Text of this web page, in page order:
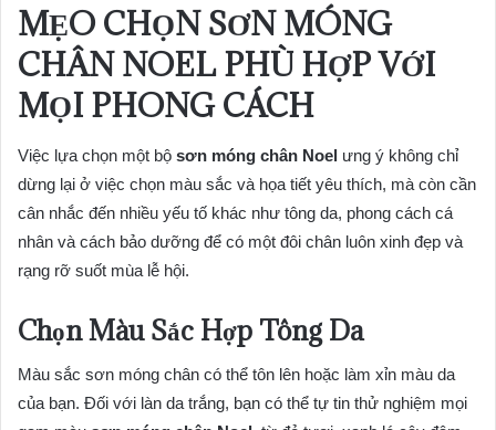
MẸO CHỌN SƠN MÓNG
CHÂN NOEL PHÙ HỢP VỚI
MỌI PHONG CÁCH
Việc lựa chọn một bộ sơn móng chân Noel ưng ý không chỉ
dừng lại ở việc chọn màu sắc và họa tiết yêu thích, mà còn cần
cân nhắc đến nhiều yếu tố khác như tông da, phong cách cá
nhân và cách bảo dưỡng để có một đôi chân luôn xinh đẹp và
rạng rỡ suốt mùa lễ hội.
Chọn Màu Sắc Hợp Tông Da
Màu sắc sơn móng chân có thể tôn lên hoặc làm xỉn màu da
của bạn. Đối với làn da trắng, bạn có thể tự tin thử nghiệm mọi